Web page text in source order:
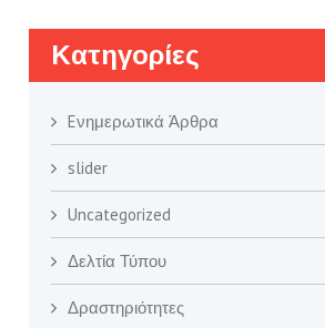
Kατηγορίες
Eνημερωτικά Άρθρα
slider
Uncategorized
Δελτία Τύπου
Δραστηριότητες